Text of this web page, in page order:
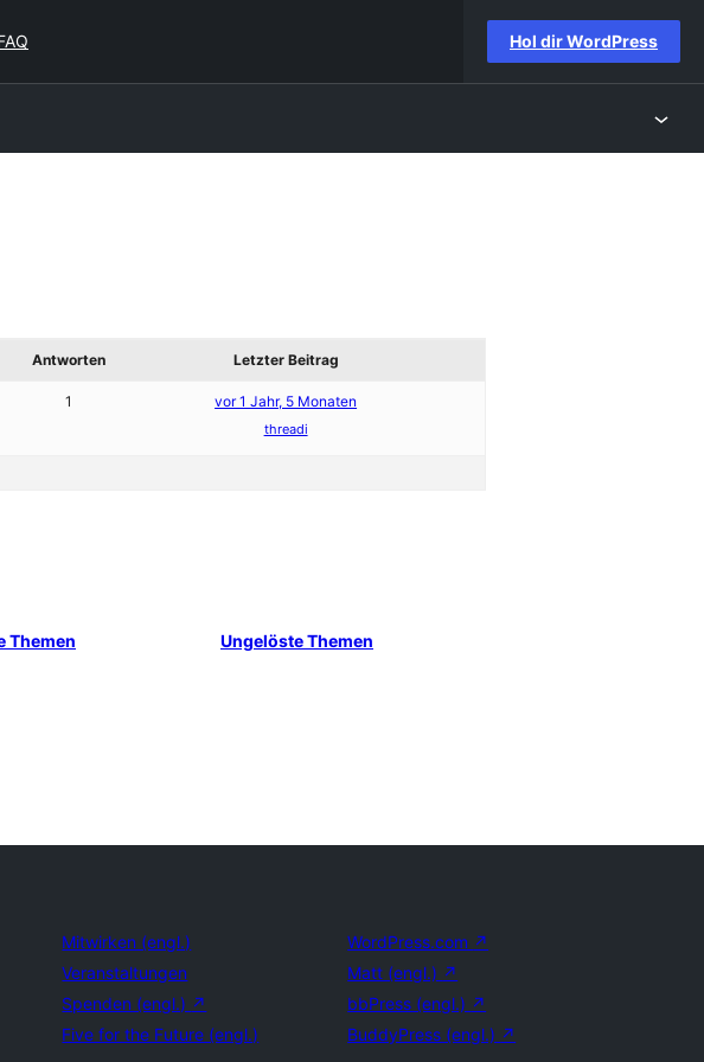
Hol dir WordPress
Antworten Letzter Beitrag
1 vor 1 Jahr, 5 Monaten
threadi
Themen Ungelöste Themen
Mitwirken (engl.)
Veranstaltungen
Spenden (engl.) ↗
Five for the Future (engl.)
WordPress.com ↗
Matt (engl.) ↗
bbPress (engl.) ↗
BuddyPress (engl.) ↗